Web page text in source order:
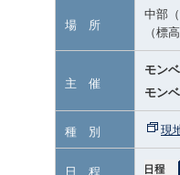
場 所
中部
（標
主 催
モン
モン
種 別 現
日 程